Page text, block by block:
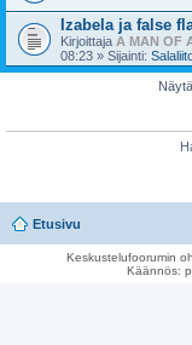
e
t
Izabela ja false
Kirjoittaja A MAN OF
08:23 » Sijainti:
Etusivu
Keskustelufoorumin
Käännös: